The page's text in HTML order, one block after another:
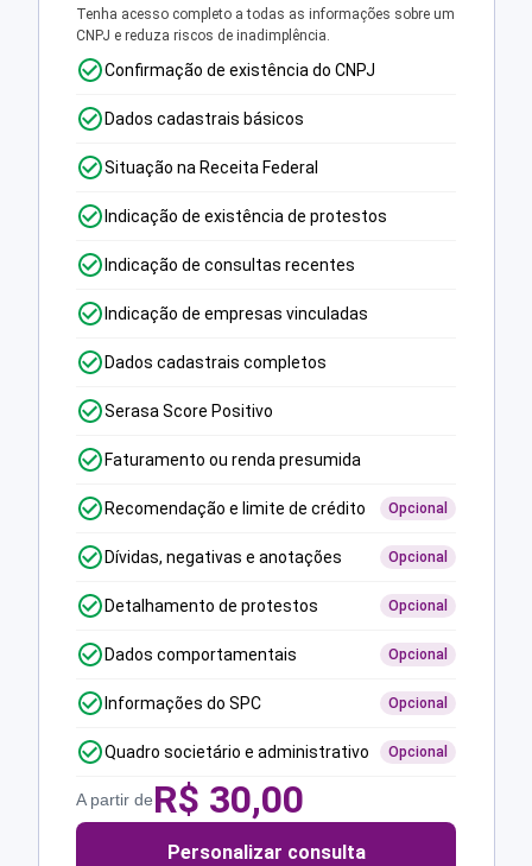
Tenha acesso completo a todas as informações sobre um
CNPJ e reduza riscos de inadimplência.
Confirmação de existência do CNPJ
Dados cadastrais básicos
Situação na Receita Federal
Indicação de existência de protestos
Indicação de consultas recentes
Indicação de empresas vinculadas
Dados cadastrais completos
Serasa Score Positivo
Faturamento ou renda presumida
Recomendação e limite de crédito Opcional
Dívidas, negativas e anotações Opcional
Detalhamento de protestos Opcional
Dados comportamentais Opcional
Informações do SPC Opcional
Quadro societário e administrativo Opcional
A partir deR$ 30,00
Personalizar consulta